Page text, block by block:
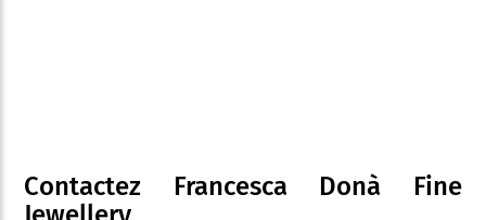
Contactez Francesca Donà Fine